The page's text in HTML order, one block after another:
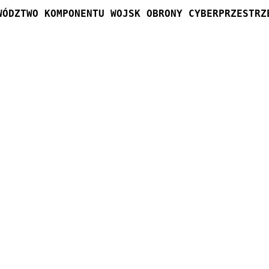
KOMPONENTU WOJSK OBRONY